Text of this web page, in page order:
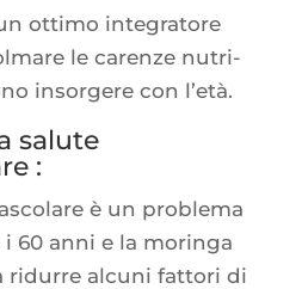
otti­mo inte­gra­tore
le carenze nutri­
insor­gere con l’età.
salute
:
è un pro­ble­ma
60 anni e la morin­ga
ridurre alcu­ni fat­to­ri di